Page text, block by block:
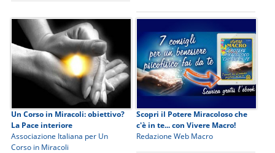
Un Corso in Miracoli: obiettivo?
La Pace interiore
Associazione Italiana per Un
Corso in Miracoli
Scopri il Potere Miracoloso che
c'è in te... con Vivere Macro!
Redazione Web Macro